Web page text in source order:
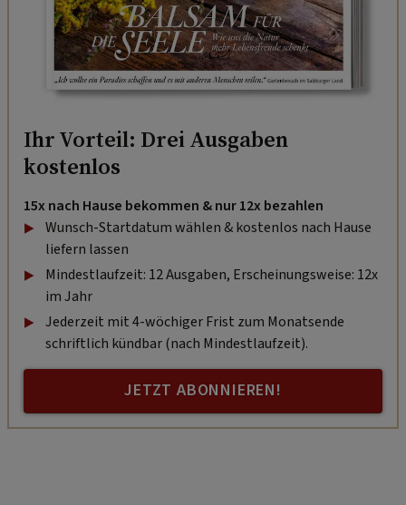
Ihr Vorteil: Drei Ausgaben
kostenlos
15x nach Hause bekommen & nur 12x bezahlen
Wunsch-Startdatum wählen & kostenlos nach Hause
liefern lassen
Mindestlaufzeit: 12 Ausgaben, Erscheinungsweise: 12x
im Jahr
Jederzeit mit 4-wöchiger Frist zum Monatsende
schriftlich kündbar (nach Mindestlaufzeit).
JETZT ABONNIEREN!